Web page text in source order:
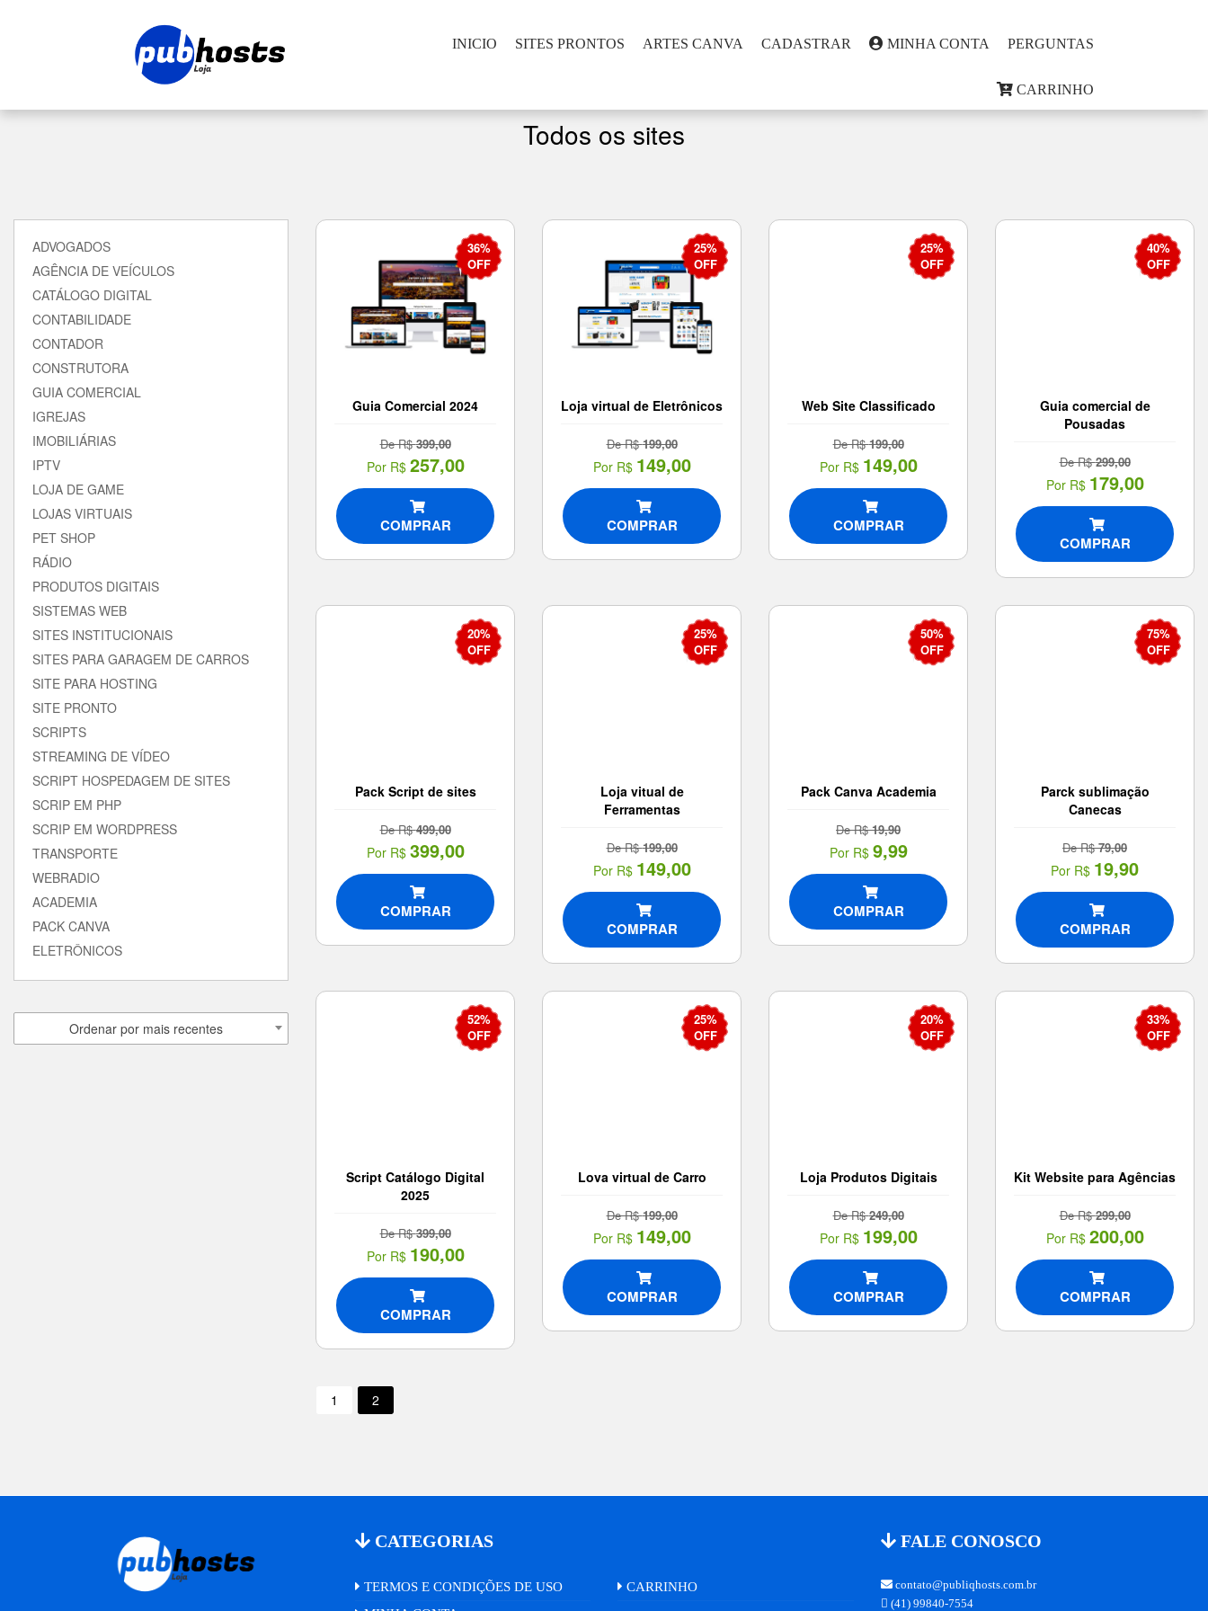
INICIO SITES PRONTOS ARTES CANVA CADASTRAR MINHA CONTA PERGUNTAS
CARRINHO
Todos os sites
ADVOGADOS
AGÊNCIA DE VEÍCULOS
CATÁLOGO DIGITAL
CONTABILIDADE
CONTADOR
CONSTRUTORA
GUIA COMERCIAL
IGREJAS
IMOBILIÁRIAS
IPTV
LOJA DE GAME
LOJAS VIRTUAIS
PET SHOP
RÁDIO
PRODUTOS DIGITAIS
SISTEMAS WEB
SITES INSTITUCIONAIS
SITES PARA GARAGEM DE CARROS
SITE PARA HOSTING
SITE PRONTO
SCRIPTS
STREAMING DE VÍDEO
SCRIPT HOSPEDAGEM DE SITES
SCRIP EM PHP
SCRIP EM WORDPRESS
TRANSPORTE
WEBRADIO
ACADEMIA
PACK CANVA
ELETRÔNICOS
Ordenar por mais recentes
36%
OFF
Guia Comercial 2024
De R$399,00
Por R$ 257,00
COMPRAR
25%
OFF
Loja virtual de Eletrônicos
De R$199,00
Por R$ 149,00
COMPRAR
25%
OFF
Web Site Classificado
De R$199,00
Por R$ 149,00
COMPRAR
40%
OFF
Guia comercial de
Pousadas
De R$299,00
Por R$ 179,00
COMPRAR
20%
OFF
Pack Script de sites
De R$499,00
Por R$ 399,00
COMPRAR
25%
OFF
Loja vitual de
Ferramentas
De R$199,00
Por R$ 149,00
COMPRAR
50%
OFF
Pack Canva Academia
De R$19,90
Por R$ 9,99
COMPRAR
75%
OFF
Parck sublimação
Canecas
De R$79,00
Por R$ 19,90
COMPRAR
52%
OFF
Script Catálogo Digital
2025
De R$399,00
Por R$ 190,00
COMPRAR
25%
OFF
Lova virtual de Carro
De R$199,00
Por R$ 149,00
COMPRAR
20%
OFF
Loja Produtos Digitais
De R$249,00
Por R$ 199,00
COMPRAR
33%
OFF
Kit Website para Agências
De R$299,00
Por R$ 200,00
COMPRAR
1 2
CATEGORIAS
TERMOS E CONDIÇÕES DE USO
CARRINHO
FALE CONOSCO
contato@publiqhosts.com.br
(41) 99840-7554